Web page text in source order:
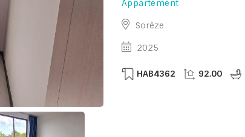
Appartement
Sorèze
2025
HAB4362 92.00